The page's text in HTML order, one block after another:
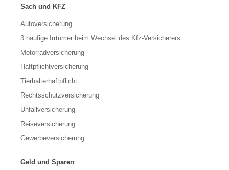
Sach und KFZ
Autoversicherung
3 häufige Irrtümer beim Wechsel des Kfz-Versicherers
Motorradversicherung
Haftpflichtversicherung
Tierhalterhaftpflicht
Rechtsschutzversicherung
Unfallversicherung
Reiseversicherung
Gewerbeversicherung
Geld und Sparen